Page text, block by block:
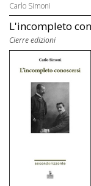
Carlo Simoni
L'incompleto
Cierre edizioni